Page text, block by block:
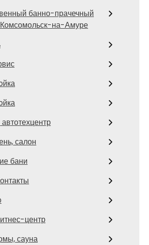
банно-прачечный
Комсомольск-на-Амуре
салон
бани
центр
сауна